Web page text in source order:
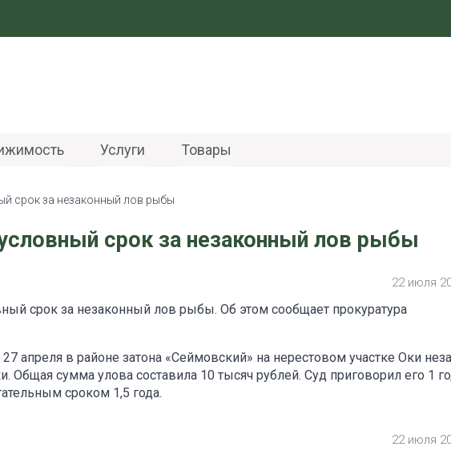
Услуги Товары
срок за незаконный лов рыбы
срок за незаконный лов рыбы
22 июля
срок за незаконный лов рыбы. Об этом сообщает прокуратура
апреля в районе затона «Сеймовский» на нерестовом участке Оки
Общая сумма улова составила 10 тысяч рублей. Суд приговорил его 1
сроком 1,5 года.
22 июля